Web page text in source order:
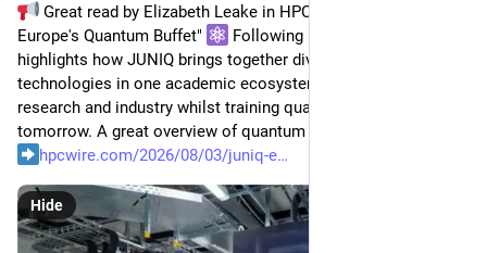
Great read by Elizabeth Leake in HPCwire: "JUNIQ:
Europe's Quantum Buffet"
Following her visit to JSC, she
highlights how JUNIQ brings together diverse quantum
technologies in one academic ecosystem, accelerating
research and industry whilst training quantum talents of
tomorrow. A great overview of quantum computing at JSC!
hpcwire.com/2026/08/03/juniq-e
Hide